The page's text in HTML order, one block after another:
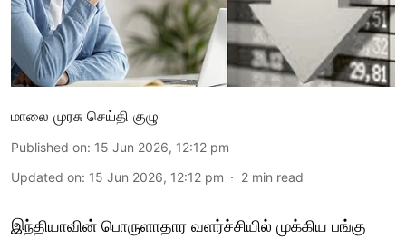
மாலை முரசு செய்தி குழு
Published on: 15 Jun 2026, 12:12 pm
Updated on: 15 Jun 2026, 12:12 pm 2 min read
இந்தியாவின் பொருளாதார வளர்ச்சியில் முக்கிய பங்கு